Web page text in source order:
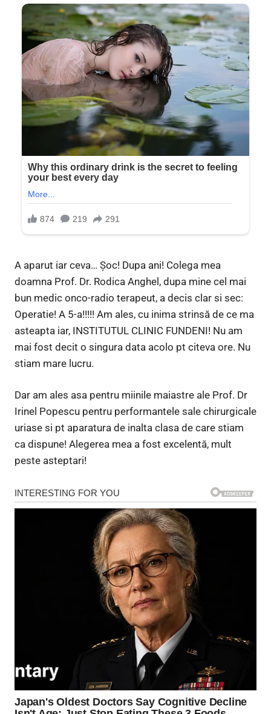
A aparut iar ceva… Șoc! Dupa ani! Colega mea
doamna Prof. Dr. Rodica Anghel, dupa mine cel mai
bun medic onco-radio terapeut, a decis clar si sec:
Operatie! A 5-a!!!!! Am ales, cu inima strinsă de ce ma
asteapta iar, INSTITUTUL CLINIC FUNDENI! Nu am
mai fost decit o singura data acolo pt citeva ore. Nu
stiam mare lucru.
Dar am ales asa pentru miinile maiastre ale Prof. Dr
Irinel Popescu pentru performantele sale chirurgicale
uriase si pt aparatura de inalta clasa de care stiam
ca dispune! Alegerea mea a fost excelentă, mult
peste asteptari!